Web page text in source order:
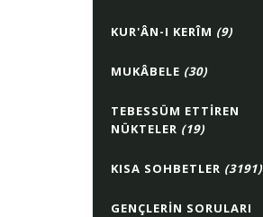
KUR'ÂN-I KERÎM (9)
MUKÂBELE (30)
TEBESSÜM ETTIREN
NÜKTELER (19)
KISA SOHBETLER (3191)
GENÇLERIN SORULARI